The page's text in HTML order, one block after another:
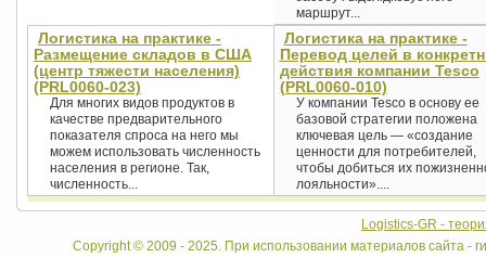
маршрут...
Логистика на практике -
Размещение складов в США
(центр тяжести населения)
(PRL0060-023)
Для многих видов продуктов в
качестве предварительного
показателя спроса на него мы
можем использовать численность
населения в регионе. Так,
численность...
Логистика на практике -
Перевод целей в
действия компании Tesco
(PRL0060-010)
У компании Tesco в основу ее
базовой стратегии положена
ключевая цель — «создание
ценности для потребителей,
чтобы добиться их
лояльности»....
Logistics-GR -
Copyright © 2009 - 2025. При использовании материалов сайта -